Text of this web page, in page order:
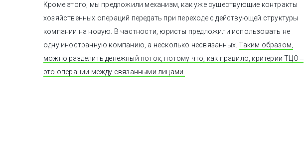
Кроме этого, мы предложили механизм, как уже существующие контракты
хозяйственных операций передать при переходе с действующей структуры
компании на новую. В частности, юристы предложили использовать не
одну иностранную компанию, а несколько несвязанных.Таким образом,
можно разделить денежный поток, потому что, как правило, критерии ТЦО ‒
это операции между связанными лицами.